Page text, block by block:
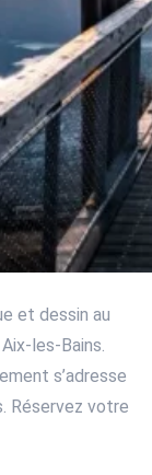
et dessin au
les-Bains.
s’adresse
Réservez votre